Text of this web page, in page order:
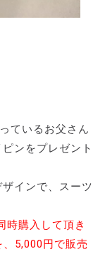
ているお父さん
ンをプレゼント
インで、スーツ
時購入して頂き
5,000円で販売